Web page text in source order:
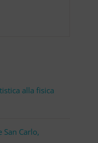
alla fisica
San Carlo,